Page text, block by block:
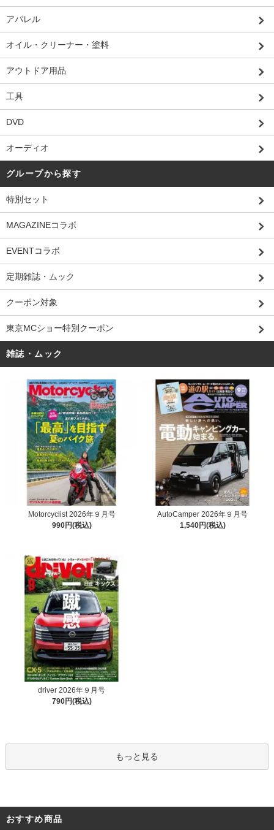
アパレル
オイル・クリーナー・塗料
アウトドア用品
工具
DVD
オーディオ
グループから探す
特別セット
MAGAZINEコラボ
EVENTコラボ
定期雑誌・ムック
クーポン対象
東京MCショー特別クーポン
雑誌・ムック
Motorcyclist 2026年９月号
990円(税込)
AutoCamper 2026年９月号
1,540円(税込)
driver 2026年９月号
790円(税込)
もっと見る
おすすめ商品